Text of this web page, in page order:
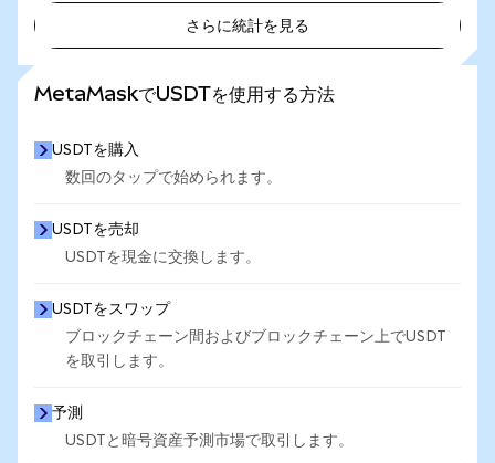
さらに統計を見る
MetaMaskでUSDTを使用する方法
USDTを購入
数回のタップで始められます。
USDTを売却
USDTを現金に交換します。
USDTをスワップ
ブロックチェーン間およびブロックチェーン上でUSDT
を取引します。
予測
USDTと暗号資産予測市場で取引します。